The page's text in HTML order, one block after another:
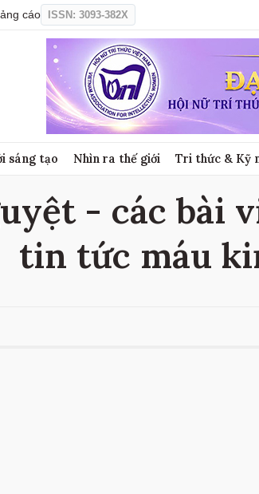
cáo ISSN: 3093-382X
sáng tạo Nhìn ra thế giới Tri thức & Kỹ
- các bài
tin tức máu